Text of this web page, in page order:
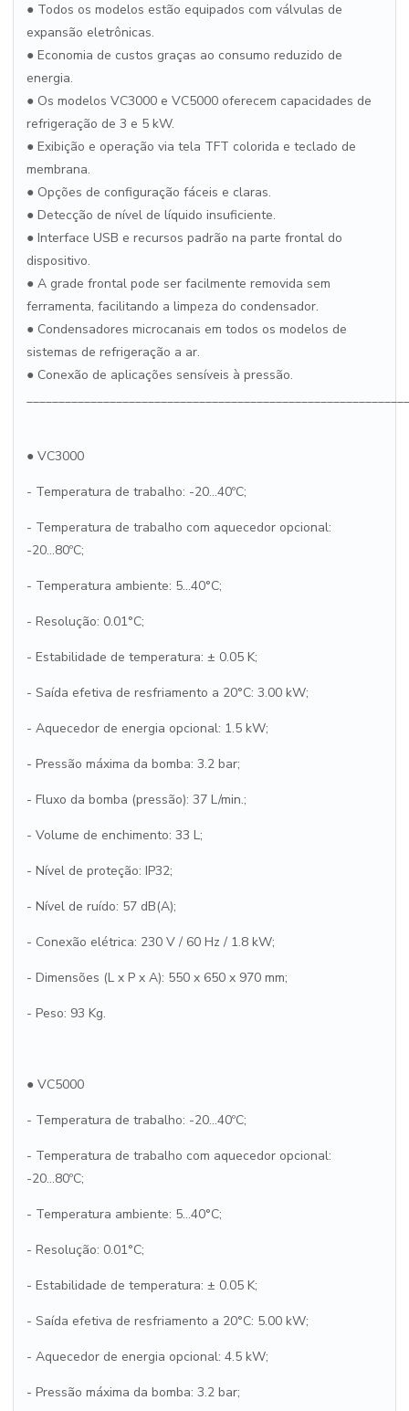
● Todos os modelos estão equipados com válvulas de
expansão eletrônicas.
● Economia de custos graças ao consumo reduzido de
energia.
● Os modelos VC3000 e VC5000 oferecem capacidades de
refrigeração de 3 e 5 kW.
● Exibição e operação via tela TFT colorida e teclado de
membrana.
● Opções de configuração fáceis e claras.
● Detecção de nível de líquido insuficiente.
● Interface USB e recursos padrão na parte frontal do
dispositivo.
● A grade frontal pode ser facilmente removida sem
ferramenta, facilitando a limpeza do condensador.
● Condensadores microcanais em todos os modelos de
sistemas de refrigeração a ar.
● Conexão de aplicações sensíveis à pressão.
● VC3000
- Temperatura de trabalho: -20...40ºC;
- Temperatura de trabalho com aquecedor opcional:
-20...80ºC;
- Temperatura ambiente: 5...40°C;
- Resolução: 0.01°C;
- Estabilidade de temperatura: ± 0.05 K;
- Saída efetiva de resfriamento a 20°C: 3.00 kW;
- Aquecedor de energia opcional: 1.5 kW;
- Pressão máxima da bomba: 3.2 bar;
- Fluxo da bomba (pressão): 37 L/min.;
- Volume de enchimento: 33 L;
- Nível de proteção: IP32;
- Nível de ruído: 57 dB(A);
- Conexão elétrica: 230 V / 60 Hz / 1.8 kW;
- Dimensões (L x P x A): 550 x 650 x 970 mm;
- Peso: 93 Kg.
● VC5000
- Temperatura de trabalho: -20...40ºC;
- Temperatura de trabalho com aquecedor opcional:
-20...80ºC;
- Temperatura ambiente: 5...40°C;
- Resolução: 0.01°C;
- Estabilidade de temperatura: ± 0.05 K;
- Saída efetiva de resfriamento a 20°C: 5.00 kW;
- Aquecedor de energia opcional: 4.5 kW;
- Pressão máxima da bomba: 3.2 bar;